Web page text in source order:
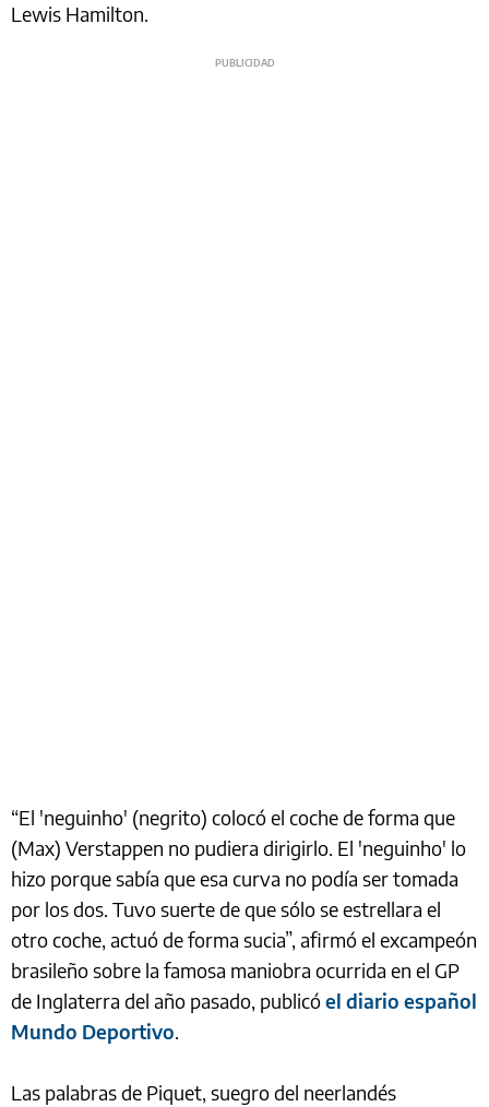
Lewis Hamilton.
“El 'neguinho' (negrito) colocó el coche de forma que
(Max) Verstappen no pudiera dirigirlo. El 'neguinho' lo
hizo porque sabía que esa curva no podía ser tomada
por los dos. Tuvo suerte de que sólo se estrellara el
otro coche, actuó de forma sucia”, afirmó el excampeón
brasileño sobre la famosa maniobra ocurrida en el GP
de Inglaterra del año pasado, publicóel diario español
Mundo Deportivo.
Las palabras de Piquet, suegro del neerlandés